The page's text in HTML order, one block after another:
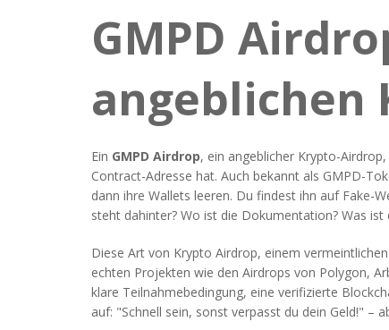
GMPD
angeblichen
Ein GMPD Airdrop, ein angeblicher Krypto-
Contract-Adresse hat. Auch bekannt als GMPD-
dann ihre Wallets leeren. Du findest ihn auf Fake-
steht dahinter? Wo ist die Dokumentation? Was
Diese Art von Krypto Airdrop, einem
echten Projekten wie den Airdrops von Polygon,
klare Teilnahmebedingung, eine verifizierte
auf: "Schnell sein, sonst verpasst du dein Geld!" –